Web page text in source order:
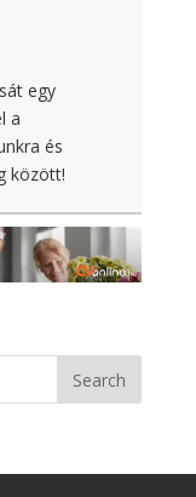
egy
a
és
között!